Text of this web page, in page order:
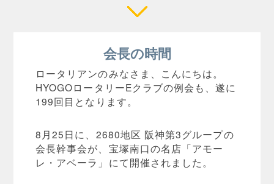
会長の時間
ロータリアンのみなさま、こんにちは。
HYOGOロータリーEクラブの例会も、遂に
199回目となります。
8月25日に、2680地区 阪神第3グループの
会長幹事会が、宝塚南口の名店「アモー
レ・アベーラ」にて開催されました。